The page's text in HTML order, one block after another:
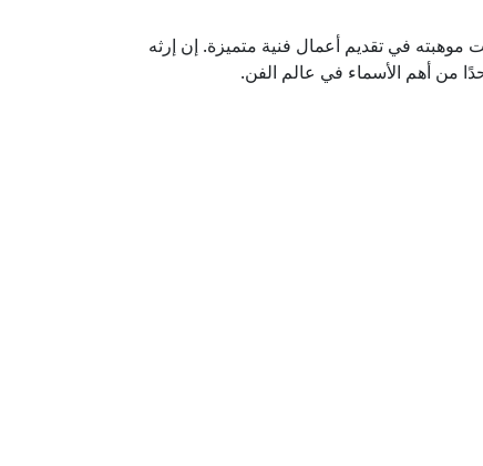
في تقديم أعمال فنية متميزة. إن إرثه
من أهم الأسماء في عالم الفن.